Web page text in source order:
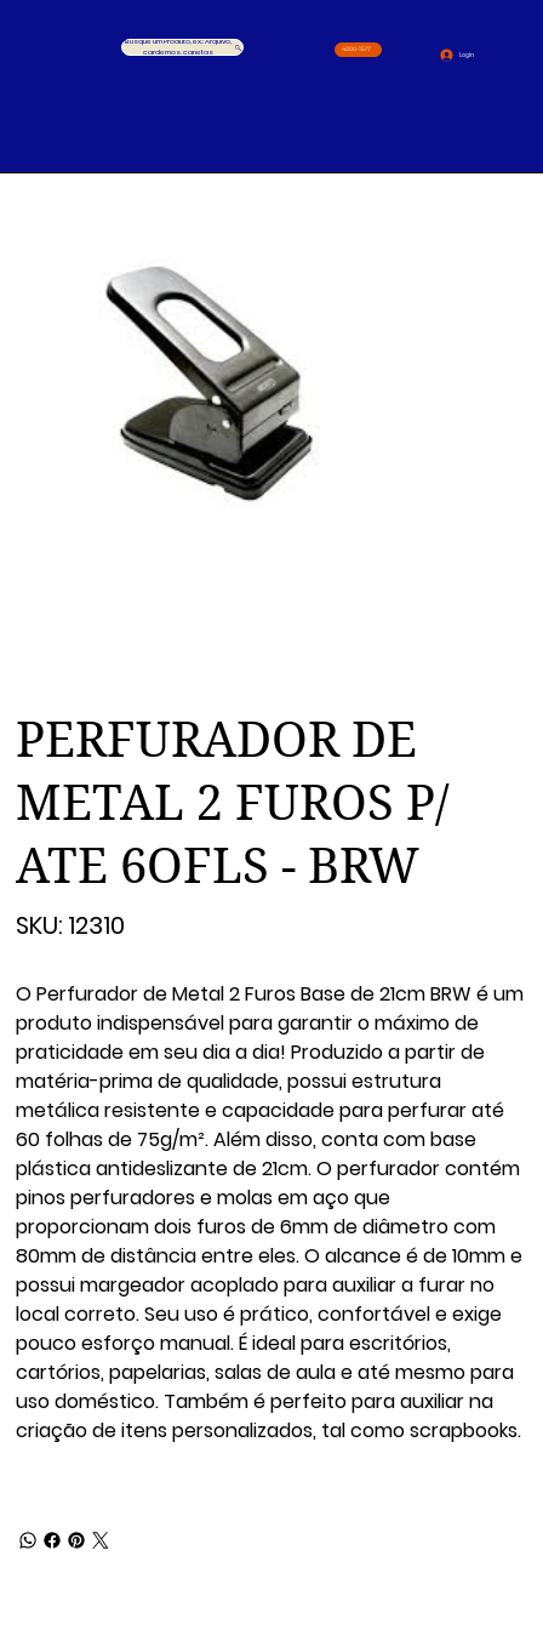
Busque um Produto, ex.: Arquivo,
cardernos, canetas
4000-1517
Login
PERFURADOR DE
METAL 2 FUROS P/
ATE 6OFLS - BRW
SKU:
12310
12310
O Perfurador de Metal 2 Furos Base de 21cm BRW é um
produto indispensável para garantir o máximo de
praticidade em seu dia a dia! Produzido a partir de
matéria-prima de qualidade, possui estrutura
metálica resistente e capacidade para perfurar até
60 folhas de 75g/m². Além disso, conta com base
plástica antideslizante de 21cm. O perfurador contém
pinos perfuradores e molas em aço que
proporcionam dois furos de 6mm de diâmetro com
80mm de distância entre eles. O alcance é de 10mm e
possui margeador acoplado para auxiliar a furar no
local correto. Seu uso é prático, confortável e exige
pouco esforço manual. É ideal para escritórios,
cartórios, papelarias, salas de aula e até mesmo para
uso doméstico. Também é perfeito para auxiliar na
criação de itens personalizados, tal como scrapbooks.